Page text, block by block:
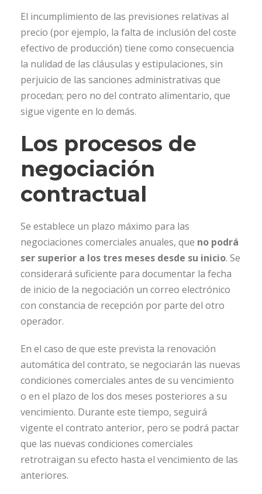
El incumplimiento de las previsiones relativas al
precio (por ejemplo, la falta de inclusión del coste
efectivo de producción) tiene como consecuencia
la nulidad de las cláusulas y estipulaciones, sin
perjuicio de las sanciones administrativas que
procedan; pero no del contrato alimentario, que
sigue vigente en lo demás.
Los procesos de
negociación
contractual
Se establece un plazo máximo para las
negociaciones comerciales anuales, que no podrá
ser superior a los tres meses desde su inicio. Se
considerará suficiente para documentar la fecha
de inicio de la negociación un correo electrónico
con constancia de recepción por parte del otro
operador.
En el caso de que este prevista la renovación
automática del contrato, se negociarán las nuevas
condiciones comerciales antes de su vencimiento
o en el plazo de los dos meses posteriores a su
vencimiento. Durante este tiempo, seguirá
vigente el contrato anterior, pero se podrá pactar
que las nuevas condiciones comerciales
retrotraigan su efecto hasta el vencimiento de las
anteriores.